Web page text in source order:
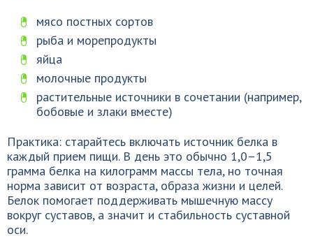
мясо постных сортов
рыба и морепродукты
яйца
молочные продукты
растительные источники в сочетании (например,
бобовые и злаки вместе)
Практика: старайтесь включать источник белка в
каждый прием пищи. В день это обычно 1,0–1,5
грамма белка на килограмм массы тела, но точная
норма зависит от возраста, образа жизни и целей.
Белок помогает поддерживать мышечную массу
вокруг суставов, а значит и стабильность суставной
оси.